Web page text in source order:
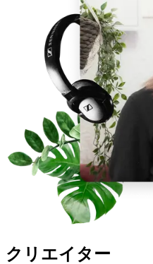
クリエイター